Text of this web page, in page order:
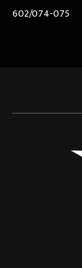
602/074-075